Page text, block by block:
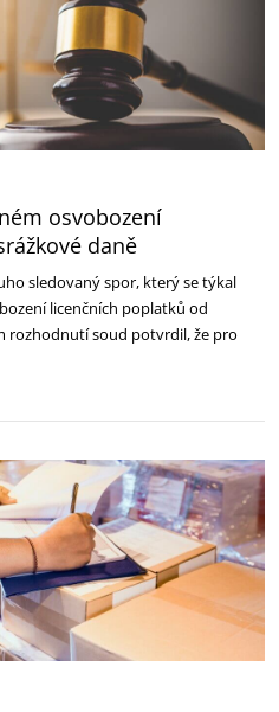
osvobození
daně
sledovaný spor, který se týkal
licenčních poplatků od
rozhodnutí soud potvrdil, že pro